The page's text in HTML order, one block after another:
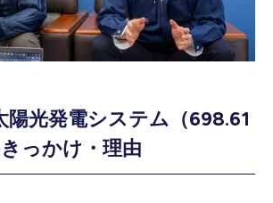
陽光発電システム（698.61
っかけ・理由